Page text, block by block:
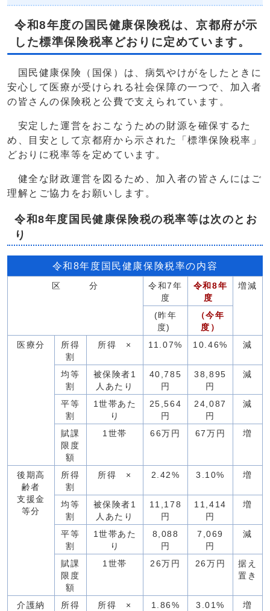
令和8年度の国民健康保険税は、京都府が示
した標準保険税率どおりに定めています。
国民健康保険（国保）は、病気やけがをしたときに
安心して医療が受けられる社会保障の一つで、加入者
の皆さんの保険税と公費で支えられています。
安定した運営をおこなうための財源を確保するた
め、目安として京都府から示された「標準保険税率」
どおりに税率等を定めています。
健全な財政運営を図るため、加入者の皆さんにはご
理解とご協力をお願いします。
令和8年度国民健康保険税の税率等は次のとお
り
令和8年度国民健康保険税率の内容
区 分
令和7年
度
令和8年
度
増減
(昨年
度)
（今年
度）
医療分
所得
割
所得 × 11.07% 10.46% 減
均等
割
被保険者1
人あたり
40,785
円
38,895
円
減
平等
割
1世帯あた
り
25,564
円
24,087
円
減
賦課
限度
額
1世帯 66万円 67万円 増
後期高
齢者
支援金
等分
所得
割
所得 × 2.42% 3.10% 増
均等
割
被保険者1
人あたり
11,178
円
11,414
円
増
平等
割
1世帯あた
り
8,088
円
7,069
円
減
賦課
限度
額
1世帯 26万円 26万円
据え
置き
介護納
所得
所得 × 1.86% 3.01% 増